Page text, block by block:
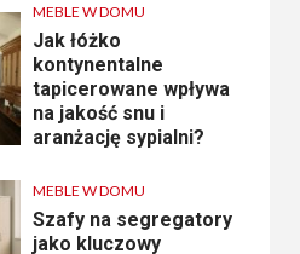
MEBLE W DOMU
Jak łóżko
kontynentalne
tapicerowane wpływa
na jakość snu i
aranżację sypialni?
MEBLE W DOMU
Szafy na segregatory
jako kluczowy